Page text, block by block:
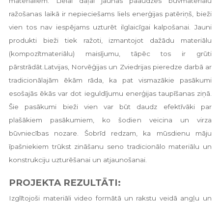
ražošanas laikā ir nepieciešams liels enerģijas patēriņš, bieži
vien tos nav iespējams uzturēt ilglaicīgai kalpošanai. Jauni
produkti bieži tiek ražoti, izmantojot dažādu materiālu
(kompozītmateriālu) maisījumu, tāpēc tos ir grūti
pārstrādāt.Latvijas, Norvēģijas un Zviedrijas pieredze darbā ar
tradicionālajām ēkām rāda, ka pat vismazākie pasākumi
esošajās ēkās var dot ieguldījumu enerģijas taupīšanas ziņā.
Šie pasākumi bieži vien var būt daudz efektīvāki par
plašākiem pasākumiem, ko šodien veicina un virza
būvniecības nozare. Šobrīd redzam, ka mūsdienu māju
īpašniekiem trūkst zināšanu seno tradicionālo materiālu un
konstrukciju uzturēšanai un atjaunošanai.
PROJEKTA REZULTĀTI:
Izglītojoši materiāli video formātā un rakstu veidā angļu un